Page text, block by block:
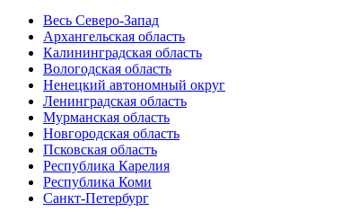
Весь Северо-Запад
Архангельская область
Калининградская область
Вологодская область
Ненецкий автономный округ
Ленинградская область
Мурманская область
Новгородская область
Псковская область
Республика Карелия
Республика Коми
Санкт-Петербург